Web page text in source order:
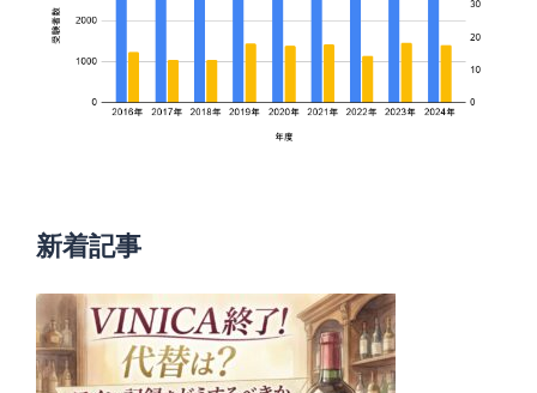
新着記事